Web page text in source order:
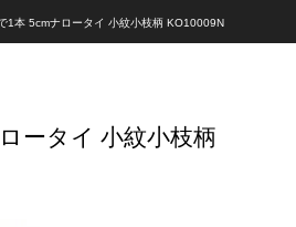
1本 5cmナロータイ 小紋小枝柄 KO10009N
ータイ 小紋小枝柄